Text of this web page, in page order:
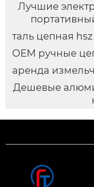
Лучшие
таль цепная hsz
OEM ручные
аренда
Дешевые